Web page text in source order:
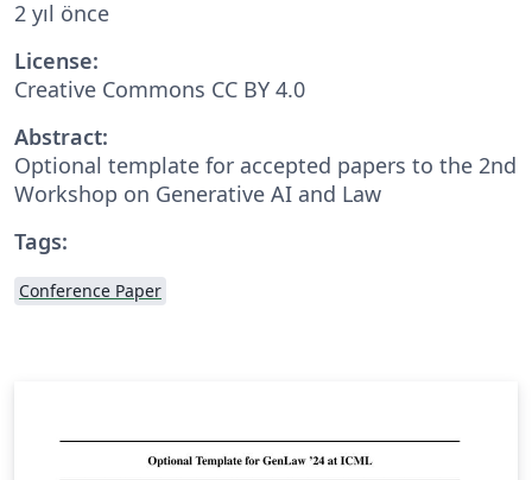
2 yıl önce
License:
Creative Commons CC BY 4.0
Abstract:
Optional template for accepted papers to the 2nd
Workshop on Generative AI and Law
Tags:
Conference Paper